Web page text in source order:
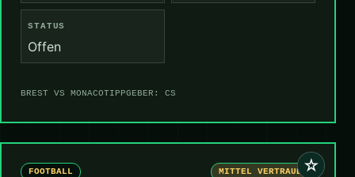
STATUS
Offen
BREST VS MONACOTIPPGEBER: CS
☆
FOOTBALL MITTEL VERTRAUEN